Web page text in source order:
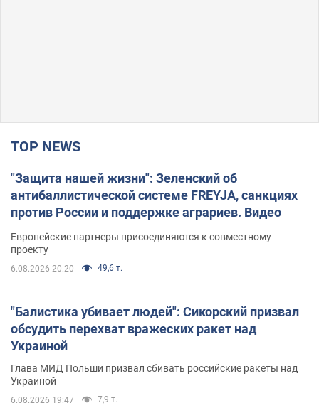
TOP NEWS
"Защита нашей жизни": Зеленский об
антибаллистической системе FREYJA, санкциях
против России и поддержке аграриев. Видео
Европейские партнеры присоединяются к совместному
проекту
6.08.2026 20:20 49,6 т.
"Балистика убивает людей": Сикорский призвал
обсудить перехват вражеских ракет над
Украиной
Глава МИД Польши призвал сбивать российские ракеты над
Украиной
6.08.2026 19:47 7,9 т.